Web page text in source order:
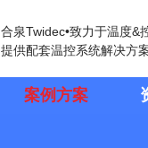
合泉Twidec•致力于温度&
提供配套温控系统解决方
案例方案